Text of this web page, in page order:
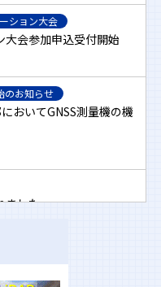
0013 福岡市博多区博
ルウィング４階 へ移転
年10 月1日より主とし
」に変更します。
ション大会
会参加申込受付開始
のお知らせ
おいてGNSS測量機の機
ました。